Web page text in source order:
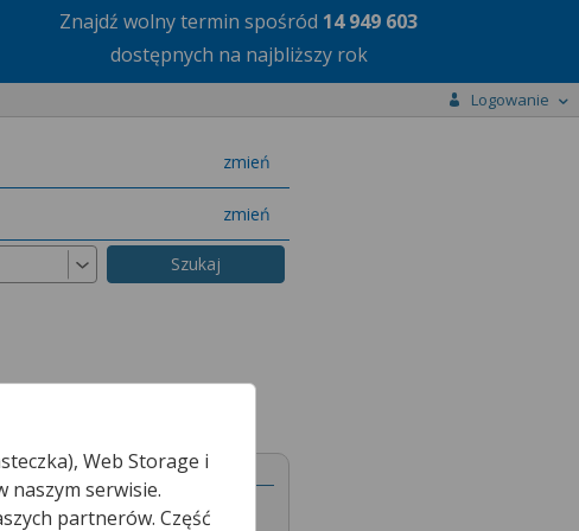
Znajdź wolny termin spośród 14 949 603
dostępnych na najbliższy rok
Logowanie
zmień
miasto
zmień
specjalizację
Web Storage i
naszym serwisie.
partnerów. Część